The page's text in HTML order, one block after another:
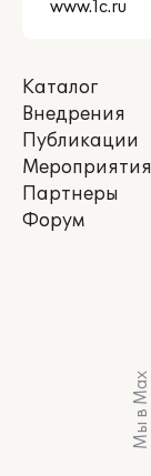
Каталог
Внедрения
Публикации
Мероприятия
Партнеры
Форум
Мы в Max